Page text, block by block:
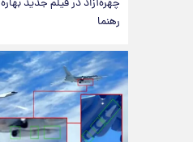
چهره‌آزاد در فیلم جدید بهاره
رهنما